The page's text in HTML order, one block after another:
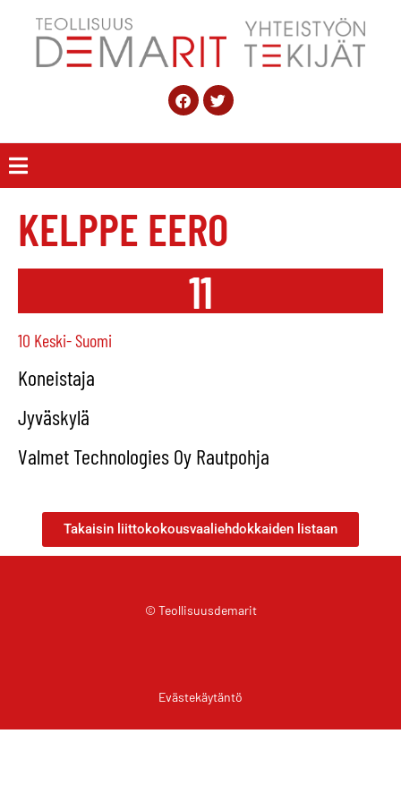
KELPPE EERO
11
10 Keski- Suomi
Koneistaja
Jyväskylä
Valmet Technologies Oy Rautpohja
Takaisin liittokokousvaaliehdokkaiden listaan
© Teollisuusdemarit
Evästekäytäntö